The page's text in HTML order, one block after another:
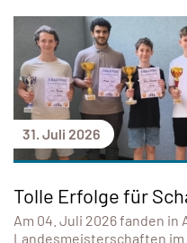
31. Juli 2026
Tolle Erfolge für
Am 04. Juli 2026 fanden in
Landesmeisterschaften